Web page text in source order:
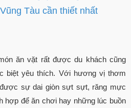
Tàu cần thiết nhất
ăn vặt rất được du khách cũng
biệt yêu thích. Với hương vị thơm
sự dai giòn sựt sựt, răng mực
hợp để ăn chơi hay những lúc buồn